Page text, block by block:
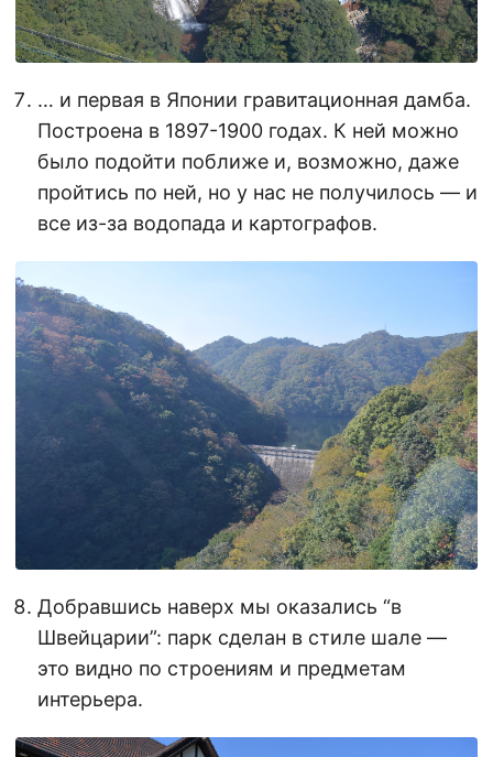
… и первая в Японии гравитационная дамба.
Построена в 1897-1900 годах. К ней можно
было подойти поближе и, возможно, даже
пройтись по ней, но у нас не получилось — и
все из-за водопада и картографов.
Добравшись наверх мы оказались “в
Швейцарии”: парк сделан в стиле шале —
это видно по строениям и предметам
интерьера.